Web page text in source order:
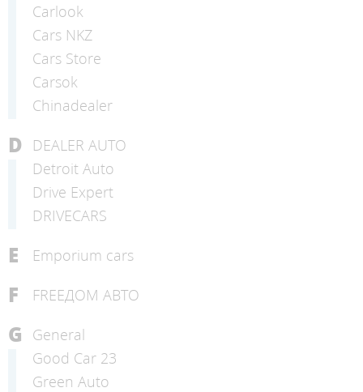
Carlook
Cars NKZ
Cars Store
Carsok
Chinadealer
D
DEALER AUTO
Detroit Auto
Drive Expert
DRIVECARS
E Emporium cars
F FREEДОМ АВТО
G
General
Good Car 23
Green Auto